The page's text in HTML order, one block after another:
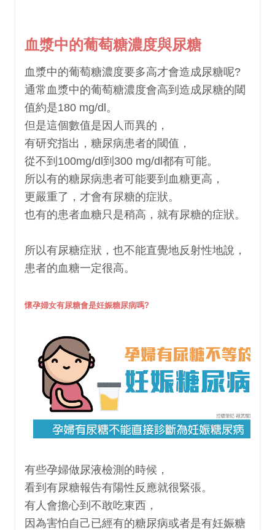
血漿中的葡萄糖濃度與尿糖
血漿中的葡萄糖濃度要多高才會造成尿糖呢?
通常血漿中的葡萄糖濃度會高到造成尿糖的閾
值約是180 mg/dl。
但是這個數值是因人而異的，
有研究指出，糖尿病患者的閾值，
從不到100mg/dl到300 mg/dl都有可能。
所以有的糖尿病患者可能要到血糖更高，
更嚴重了，才會有尿糖的症狀。
也有的患者血糖只是稍高，就有尿糖的症狀。
所以有尿糖症狀，也不能直覺地反射性地說，
患者的血糖一定很高。
懷孕婦女有尿糖會是妊娠糖尿病嗎?
有些孕婦做尿液檢測的時候，
看到有尿糖報告有陽性反應就很緊張。
有人會擔心到不敢吃東西，
因為害怕自己已經有的糖尿病或者是有妊娠糖